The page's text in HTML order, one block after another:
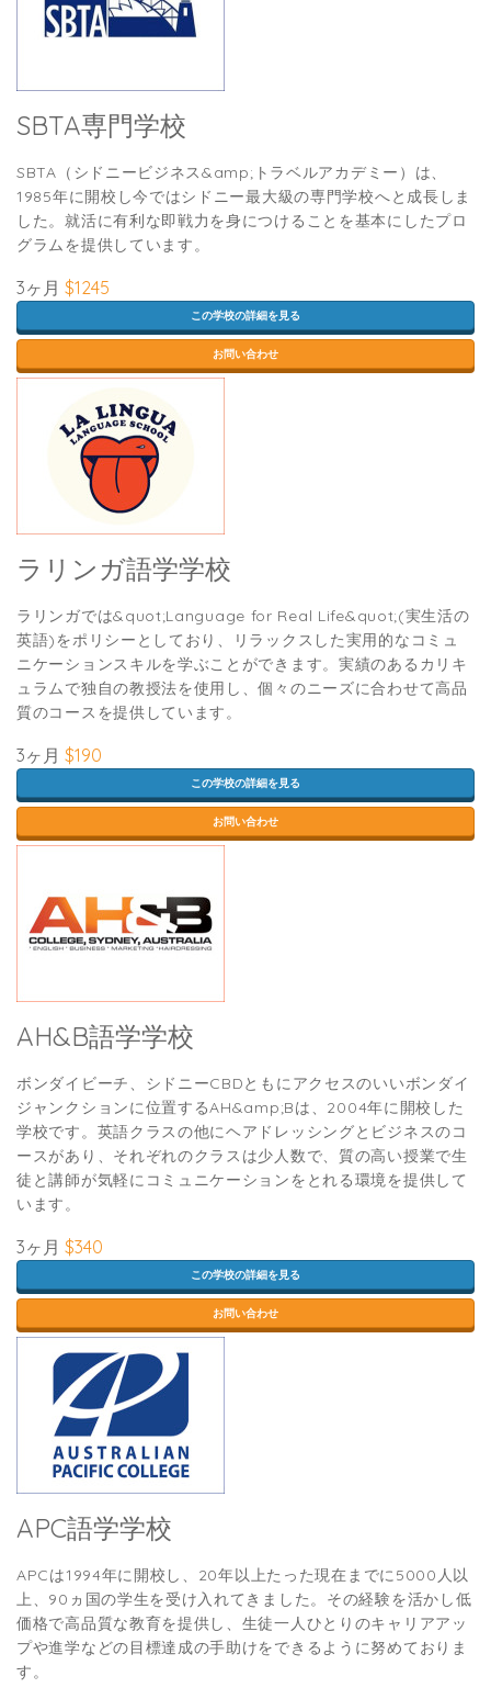
SBTA専門学校
SBTA（シドニービジネス&amp;トラベルアカデミー）は、
1985年に開校し今ではシドニー最大級の専門学校へと成長しま
した。就活に有利な即戦力を身につけることを基本にしたプロ
グラムを提供しています。
3ヶ月 $1245
この学校の詳細を見る
お問い合わせ
ラリンガ語学学校
ラリンガでは&quot;Language for Real Life&quot;(実生活の
英語)をポリシーとしており、リラックスした実用的なコミュ
ニケーションスキルを学ぶことができます。実績のあるカリキ
ュラムで独自の教授法を使用し、個々のニーズに合わせて高品
質のコースを提供しています。
3ヶ月 $190
この学校の詳細を見る
お問い合わせ
AH&B語学学校
ボンダイビーチ、シドニーCBDともにアクセスのいいボンダイ
ジャンクションに位置するAH&amp;Bは、2004年に開校した
学校です。英語クラスの他にヘアドレッシングとビジネスのコ
ースがあり、それぞれのクラスは少人数で、質の高い授業で生
徒と講師が気軽にコミュニケーションをとれる環境を提供して
います。
3ヶ月 $340
この学校の詳細を見る
お問い合わせ
APC語学学校
APCは1994年に開校し、20年以上たった現在までに5000人以
上、90ヵ国の学生を受け入れてきました。その経験を活かし低
価格で高品質な教育を提供し、生徒一人ひとりのキャリアアッ
プや進学などの目標達成の手助けをできるように努めておりま
す。